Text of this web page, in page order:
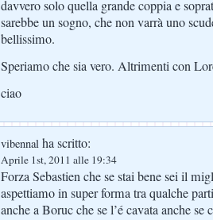
davvero solo quella grande coppia e
sarebbe un sogno, che non varrà uno
bellissimo.
Speriamo che sia vero. Altrimenti con
ciao
vibennal ha scritto:
Aprile 1st, 2011 alle 19:34
Forza Sebastien che se stai bene sei il
aspettiamo in super forma tra qualche
anche a Boruc che se l’é cavata anche se